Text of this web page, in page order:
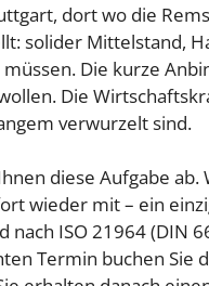
dort wo die
solider Mittelstand,
Die kurze
Die
verwurzelt sind.
diese Aufgabe
wieder mit – ein
nach ISO 21964 (DIN
Termin buchen Sie